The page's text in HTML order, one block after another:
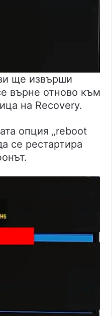
ще извърши
върне отново към
на Recovery.
опция „reboot
се рестартира